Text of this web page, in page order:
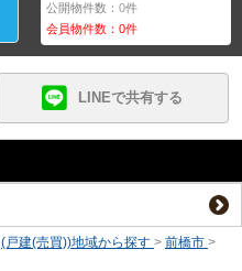
公開物件数：0件
会員物件数：0件
LINEで共有する
(戸建(売買))地域から探す > 前橋市 >